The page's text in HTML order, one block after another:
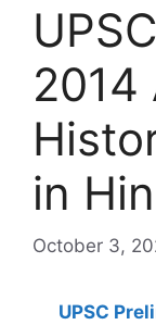
2014
in
October 3,
UPSC